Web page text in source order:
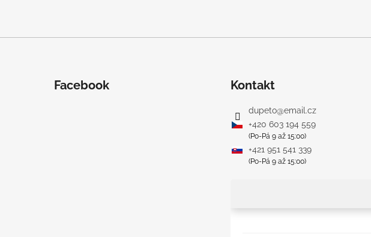
Facebook Kontakt
dupeto@email.cz
+420 603 194 559
(Po-Pá 9 až 15:00)
+421 951 541 339
(Po-Pá 9 až 15:00)